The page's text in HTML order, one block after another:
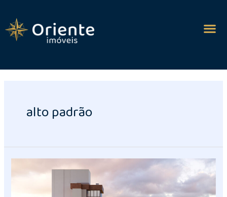
alto padrão